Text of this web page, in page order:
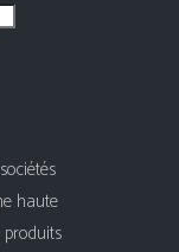
haute